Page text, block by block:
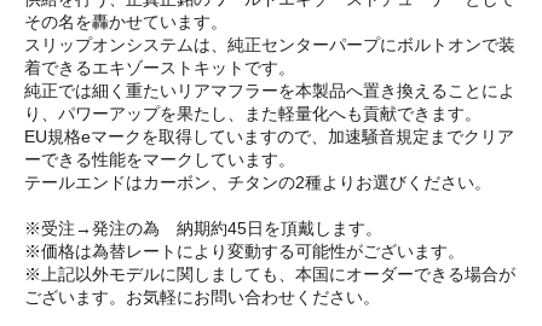
その名を轟かせています。
スリップオンシステムは、純正センターパープにボルトオンで装
着できるエキゾーストキットです。
純正では細く重たいリアマフラーを本製品へ置き換えることによ
り、パワーアップを果たし、また軽量化へも貢献できます。
EU規格eマークを取得していますので、加速騒音規定までクリア
ーできる性能をマークしています。
テールエンドはカーボン、チタンの2種よりお選びください。
※受注→発注の為 納期約45日を頂戴します。
※価格は為替レートにより変動する可能性がございます。
※上記以外モデルに関しましても、本国にオーダーできる場合が
ございます。お気軽にお問い合わせください。